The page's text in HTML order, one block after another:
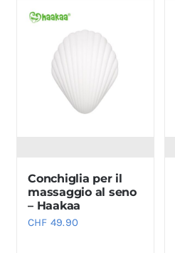
Conchiglia per il
massaggio al seno
– Haakaa
CHF 49.90